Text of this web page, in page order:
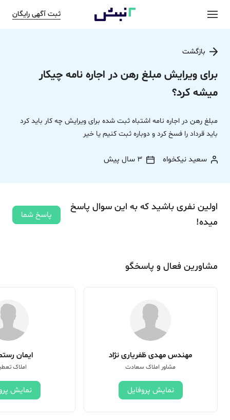
ثبت آگهی رایگان
بازگشت
برای ویرایش مبلغ رهن در اجاره نامه چیکار
میشه کرد؟
مبلغ رهن در اجاره نامه اشتباه ثبت شده برای ویرایش چه کار باید کرد
باید قرداد را فسخ کرد و دوباره ثبت کنیم یا خیر
سعید نیکخواه 3 سال پیش
اولین نفری باشید که به این سوال پاسخ
میده!
پاسخ شما
مشاورین فعال و پاسخگو
مهندس مهدی ظفریاری نژاد
مشاور املاک سعادت
نمایش پروفایل
ایمان
املاک
نمایش